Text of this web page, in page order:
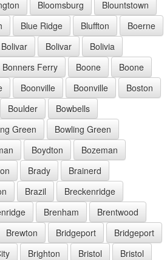
Bloomsburg
Blountstown
Blue Ridge Bluffton
Boerne
Bolivar Bolivar
Bolivia
Bonners Ferry Boone
Boone
Boonville Boonville
Boston
Boulder
Bowbells
Green
Bowling Green
Boydton
Bozeman
Brady
Brainerd
Brazil
Breckenridge
Brenham
Brentwood
Brewton Bridgeport
Bridgeport
Brighton Bristol
Bristol